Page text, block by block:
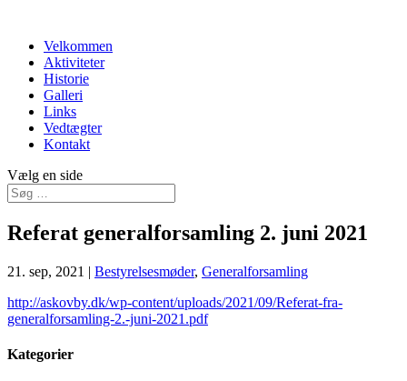
Velkommen
Aktiviteter
Historie
Galleri
Links
Vedtægter
Kontakt
Vælg en side
Referat generalforsamling 2. juni 2021
21. sep, 2021 | Bestyrelsesmøder, Generalforsamling
http://askovby.dk/wp-content/uploads/2021/09/Referat-fra-
generalforsamling-2.-juni-2021.pdf
Kategorier